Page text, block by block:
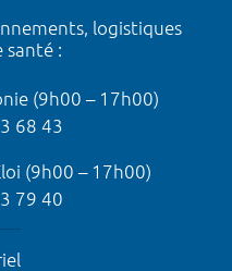
logistiques
santé :
(9h00 – 17h00)
68 43
(9h00 – 17h00)
79 40